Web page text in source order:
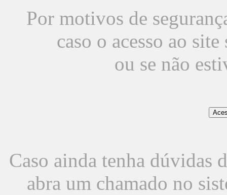
Por motivos de
caso o acesso ao
ou se não
Caso ainda tenha dúvidas
abra um chamado no